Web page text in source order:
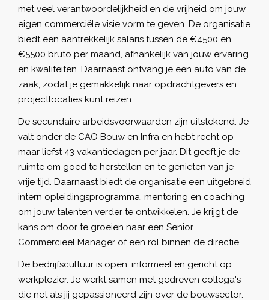
met veel verantwoordelijkheid en de vrijheid om jouw
eigen commerciële visie vorm te geven. De organisatie
biedt een aantrekkelijk salaris tussen de €4500 en
€5500 bruto per maand, afhankelijk van jouw ervaring
en kwaliteiten. Daarnaast ontvang je een auto van de
zaak, zodat je gemakkelijk naar opdrachtgevers en
projectlocaties kunt reizen.
De secundaire arbeidsvoorwaarden zijn uitstekend. Je
valt onder de CAO Bouw en Infra en hebt recht op
maar liefst 43 vakantiedagen per jaar. Dit geeft je de
ruimte om goed te herstellen en te genieten van je
vrije tijd. Daarnaast biedt de organisatie een uitgebreid
intern opleidingsprogramma, mentoring en coaching
om jouw talenten verder te ontwikkelen. Je krijgt de
kans om door te groeien naar een Senior
Commercieel Manager of een rol binnen de directie.
De bedrijfscultuur is open, informeel en gericht op
werkplezier. Je werkt samen met gedreven collega's
die net als jij gepassioneerd zijn over de bouwsector.